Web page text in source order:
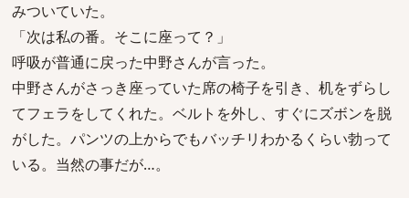
みついていた。
「次は私の番。そこに座って？」
呼吸が普通に戻った中野さんが言った。
中野さんがさっき座っていた席の椅子を引き、机をずらし
てフェラをしてくれた。ベルトを外し、すぐにズボンを脱
がした。パンツの上からでもバッチリわかるくらい勃って
いる。当然の事だが…。